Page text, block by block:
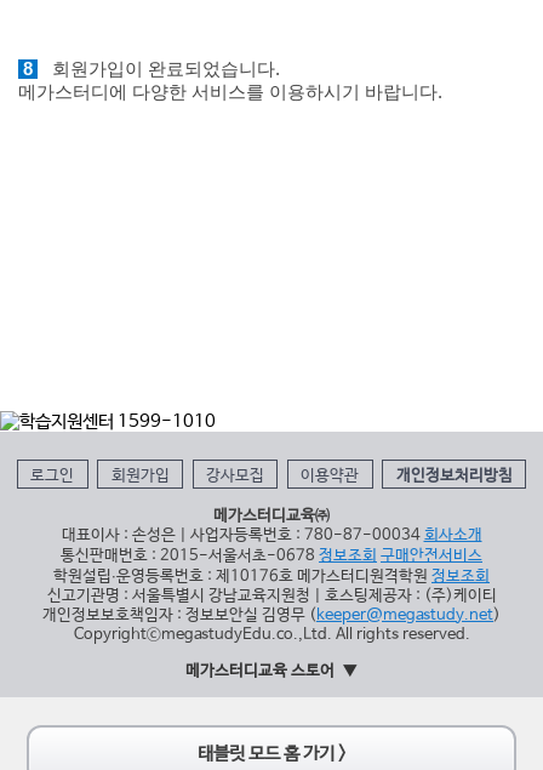
8
회원가입이 완료되었습니다.
메가스터디에 다양한 서비스를 이용하시기 바랍니다.
로그인 회원가입 강사모집 이용약관 개인정보처리방침
메가스터디교육㈜
대표이사 : 손성은 | 사업자등록번호 : 780-87-00034 회사소개
통신판매번호 : 2015-서울서초-0678 정보조회 구매안전서비스
학원설립∙운영등록번호 : 제10176호 메가스터디원격학원 정보조회
신고기관명 : 서울특별시 강남교육지원청 | 호스팅제공자 : (주)케이티
개인정보보호책임자 : 정보보안실 김영무 (keeper@megastudy.net)
CopyrightⓒmegastudyEdu.co.,Ltd. All rights reserved.
메가스터디교육 스토어
태블릿 모드 홈 가기 >